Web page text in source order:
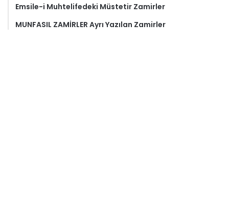
Emsile-i Muhtelifedeki Müstetir Zamirler
MUNFASIL ZAMİRLER Ayrı Yazılan Zamirler